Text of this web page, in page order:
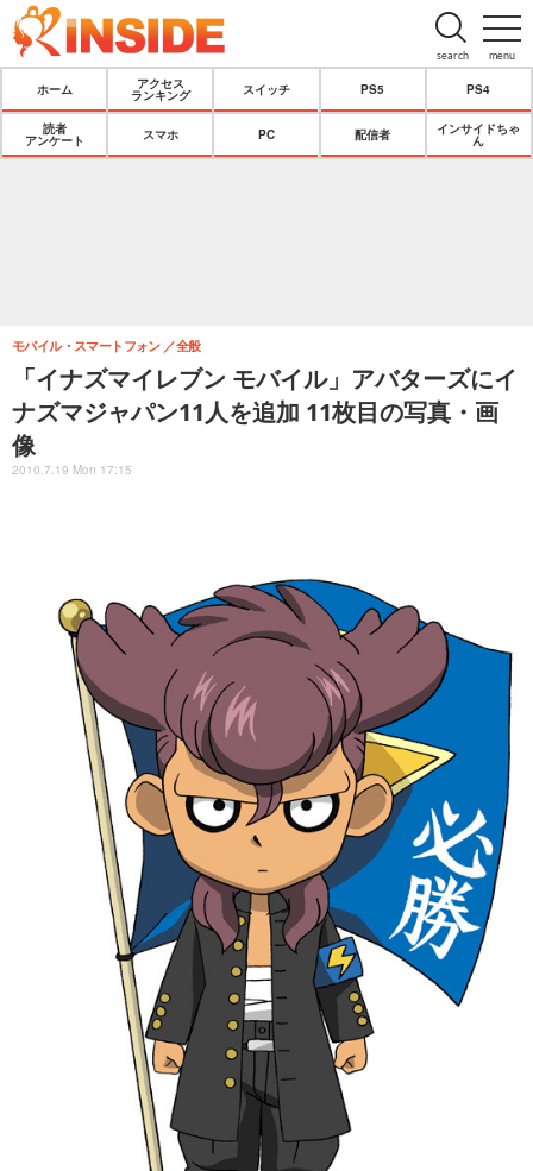
menu
search
ホーム
アクセス
ランキング
スイッチ PS5 PS4
読者
アンケート
スマホ PC 配信者
インサイドちゃ
ん
「イナズマイレブン モバイル」アバターズにイ
ナズマジャパン11人を追加 11枚目の写真・画
像
モバイル・スマートフォン 全般
2010.7.19 Mon 17:15